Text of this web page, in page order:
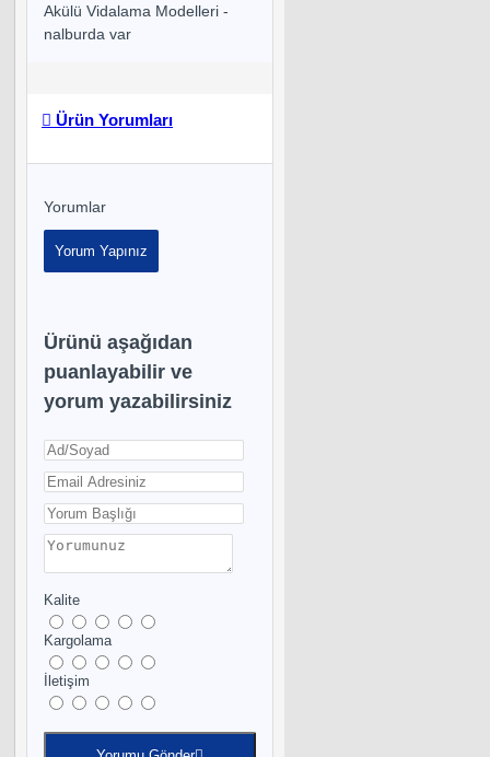
Akülü Vidalama Modelleri -
nalburda var
Ürün Yorumları
Yorumlar
Yorum Yapınız
Ürünü aşağıdan
puanlayabilir ve
yorum yazabilirsiniz
Kalite
Kargolama
İletişim